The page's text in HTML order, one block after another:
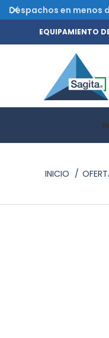
EQUIPAMIENTO
INICIO
Despachos en menos